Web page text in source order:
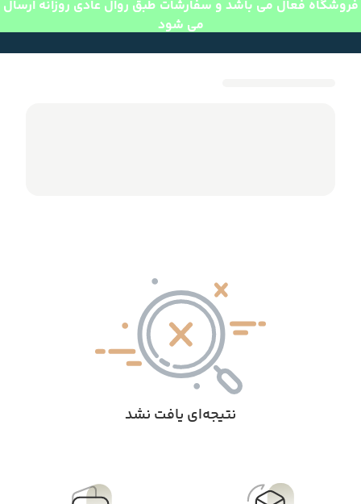
فروشگاه فعال می باشد و سفارشات طبق روال عادی روزانه ارسال
می شود
نتیجه‌ای یافت نشد